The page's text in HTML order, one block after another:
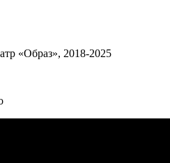
«Образ», 2018-2025